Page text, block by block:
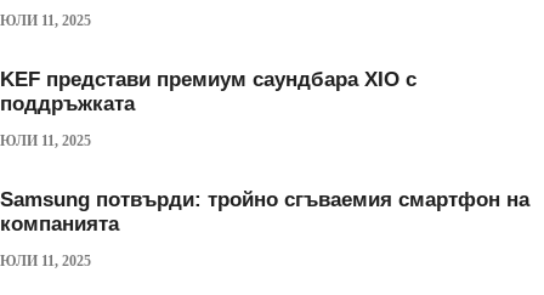
ЮЛИ 11, 2025
KEF представи премиум саундбара XIO с
поддръжката
ЮЛИ 11, 2025
Samsung потвърди: тройно сгъваемия смартфон на
компанията
ЮЛИ 11, 2025